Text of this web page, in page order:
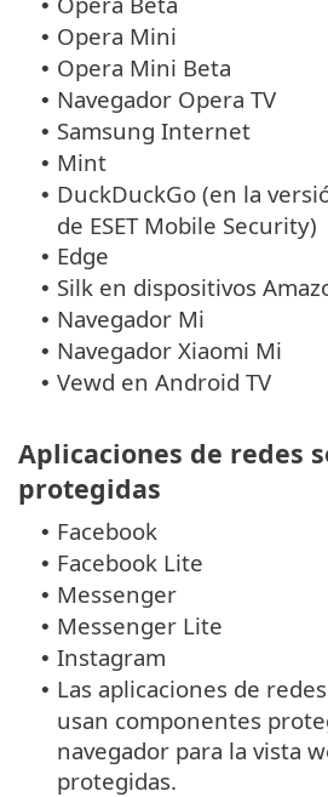
•
• Opera Mini
• Opera Mini Beta
• Navegador Opera TV
• Samsung Internet
• Mint
• DuckDuckGo (en la
de ESET Mobile Security)
• Edge
• Silk en dispositivos
• Navegador Mi
• Navegador Xiaomi Mi
• Vewd en Android TV
Aplicaciones de redes
protegidas
• Facebook
• Facebook Lite
• Messenger
• Messenger Lite
• Instagram
• Las aplicaciones de
usan componentes
navegador para la vista
protegidas.